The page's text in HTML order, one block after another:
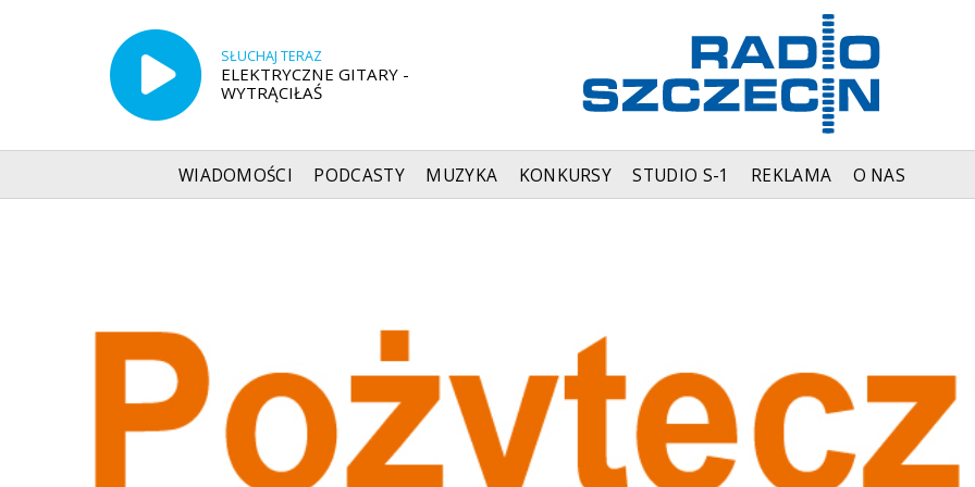
SŁUCHAJ TERAZ
ELEKTRYCZNE GITARY -
WYTRĄCIŁAŚ
WIADOMOŚCI PODCASTY MUZYKA KONKURSY STUDIO S-1 REKLAMA O NAS